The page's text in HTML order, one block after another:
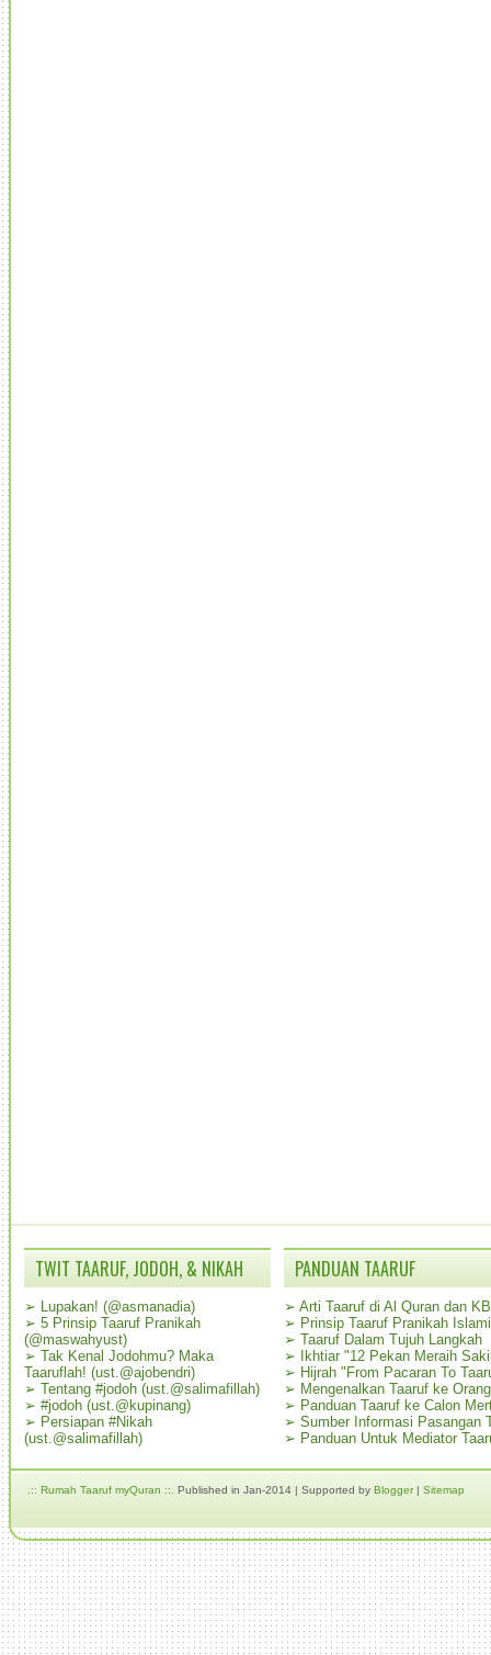
TWIT TAARUF, JODOH, & NIKAH
➢ Lupakan! (@asmanadia)
➢ 5 Prinsip Taaruf Pranikah
(@maswahyust)
➢ Tak Kenal Jodohmu? Maka
Taaruflah! (ust.@ajobendri)
➢ Tentang #jodoh (ust.@salimafillah)
➢ #jodoh (ust.@kupinang)
➢ Persiapan #Nikah
(ust.@salimafillah)
PANDUAN TAARUF
➢ Arti Taaruf di Al Quran dan
➢ Prinsip Taaruf Pranikah Islami
➢ Taaruf Dalam Tujuh Langkah
➢
Ikhtiar "12 Pekan Meraih
➢ Hijrah "From Pacaran To
➢ Mengenalkan Taaruf ke
➢ Panduan Taaruf ke Calon
➢ Sumber Informasi Pasangan
➢ Panduan Untuk Mediator
.:: Rumah Taaruf myQuran ::. Published in Jan-2014 | Supported by Blogger| Sitemap